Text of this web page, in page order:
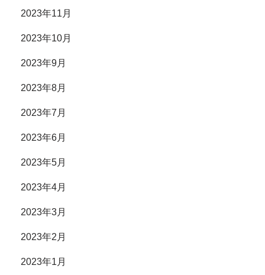
2023年11月
2023年10月
2023年9月
2023年8月
2023年7月
2023年6月
2023年5月
2023年4月
2023年3月
2023年2月
2023年1月